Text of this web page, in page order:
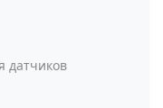
датчиков